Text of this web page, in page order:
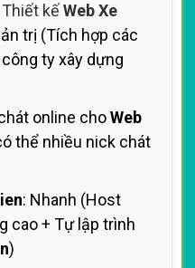
Thiết kếWeb Xe
trị (Tích hợp các
ty xây dựng
online choWeb
thể nhiều nick chát
: Nhanh (Host
cao + Tự lập trình
)